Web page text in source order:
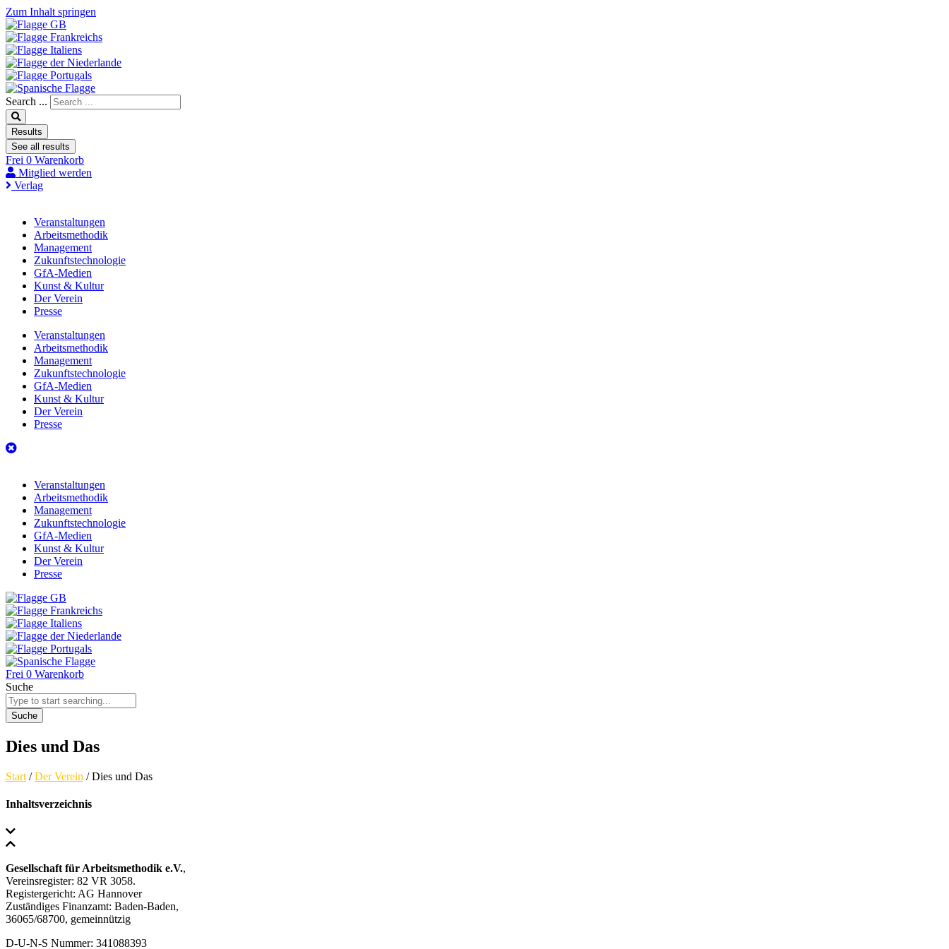
Zum Inhalt springen
Search ...
Results
See all results
Frei 0 Warenkorb
Mitglied werden
Verlag
Veranstaltungen
Arbeitsmethodik
Management
Zukunftstechnologie
GfA-Medien
Kunst & Kultur
Der Verein
Presse
Veranstaltungen
Arbeitsmethodik
Management
Zukunftstechnologie
GfA-Medien
Kunst & Kultur
Der Verein
Presse
Veranstaltungen
Arbeitsmethodik
Management
Zukunftstechnologie
GfA-Medien
Kunst & Kultur
Der Verein
Presse
Frei 0 Warenkorb
Suche
Suche
Dies und Das
Start /Der Verein / Dies und Das
Inhaltsverzeichnis
Gesellschaft für Arbeitsmethodik e.V.,
Vereinsregister: 82 VR 3058.
Registergericht: AG Hannover
Zuständiges Finanzamt: Baden-Baden,
36065/68700, gemeinnützig
D-U-N-S Nummer: 341088393